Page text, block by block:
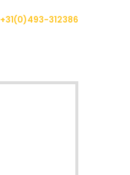
+31(0)493-312386